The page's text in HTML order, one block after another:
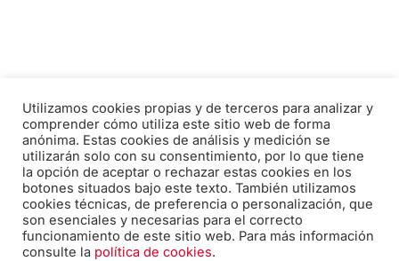
Utilizamos cookies propias y de terceros para analizar y
comprender cómo utiliza este sitio web de forma
anónima. Estas cookies de análisis y medición se
utilizarán solo con su consentimiento, por lo que tiene
la opción de aceptar o rechazar estas cookies en los
botones situados bajo este texto. También utilizamos
cookies técnicas, de preferencia o personalización, que
son esenciales y necesarias para el correcto
funcionamiento de este sitio web. Para más información
consulte la política de cookies.